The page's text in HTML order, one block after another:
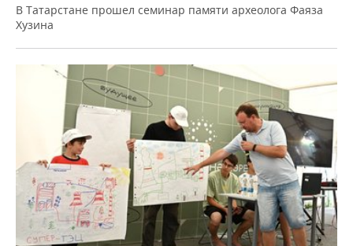
В Татарстане прошел семинар памяти археолога Фаяза
Хузина